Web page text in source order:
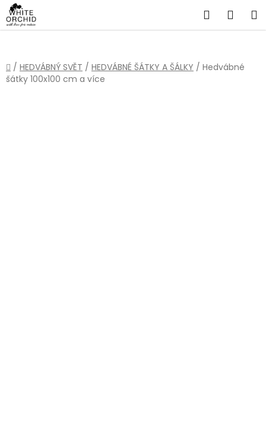
Přejít
na
obsah
Hledat
Domů
/ HEDVÁBNÝ SVĚT / HEDVÁBNÉ ŠÁTKY A ŠÁLKY / Hedvábné
šátky 100x100 cm a více